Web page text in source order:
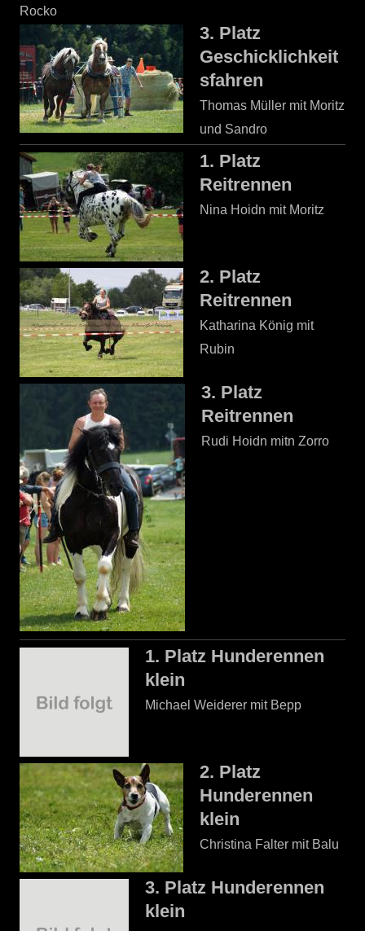
Rocko
3. Platz
Geschicklichkeit
sfahren
Thomas Müller mit Moritz
und Sandro
1. Platz
Reitrennen
Nina Hoidn mit Moritz
2. Platz
Reitrennen
Katharina König mit
Rubin
3. Platz
Reitrennen
Rudi Hoidn mitn Zorro
1. Platz Hunderennen
klein
Michael Weiderer mit Bepp
2. Platz
Hunderennen
klein
Christina Falter mit Balu
3. Platz Hunderennen
klein